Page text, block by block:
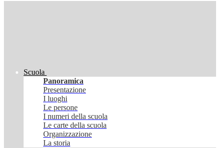
Scuola
Panoramica
Presentazione
I luoghi
Le persone
I numeri della scuola
Le carte della scuola
Organizzazione
La storia